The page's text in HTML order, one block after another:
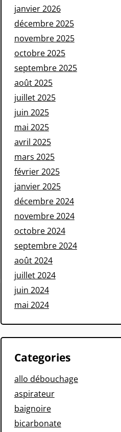
janvier 2026
décembre 2025
novembre 2025
octobre 2025
septembre 2025
août 2025
juillet 2025
juin 2025
mai 2025
avril 2025
mars 2025
février 2025
janvier 2025
décembre 2024
novembre 2024
octobre 2024
septembre 2024
août 2024
juillet 2024
juin 2024
mai 2024
Categories
allo débouchage
aspirateur
baignoire
bicarbonate